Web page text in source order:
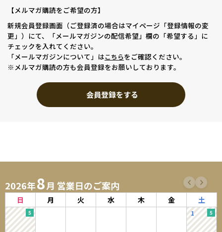
【メルマガ購読をご希望の方】
新規会員登録画面（ご登録済の場合はマイページ「登録情報の変
更」）にて、「メールマガジンの配信希望」欄の「希望する」に
チェックを入れてください。
「メールマガジンについて」はこちらをご確認ください。
※メルマガ購読の方も会員登録をお願いしております。
会員登録をする
2026年8月 営業日のご案内
日 月 火 水 木 金 土
1